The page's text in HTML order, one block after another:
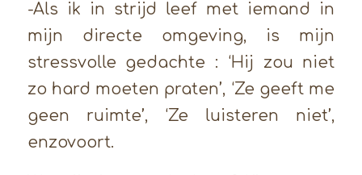
-Als ik in strijd leef met iemand in
mijn directe omgeving, is mijn
stressvolle gedachte : ‘Hij zou niet
zo hard moeten praten’, ‘Ze geeft me
geen ruimte’, ‘Ze luisteren niet’,
enzovoort.